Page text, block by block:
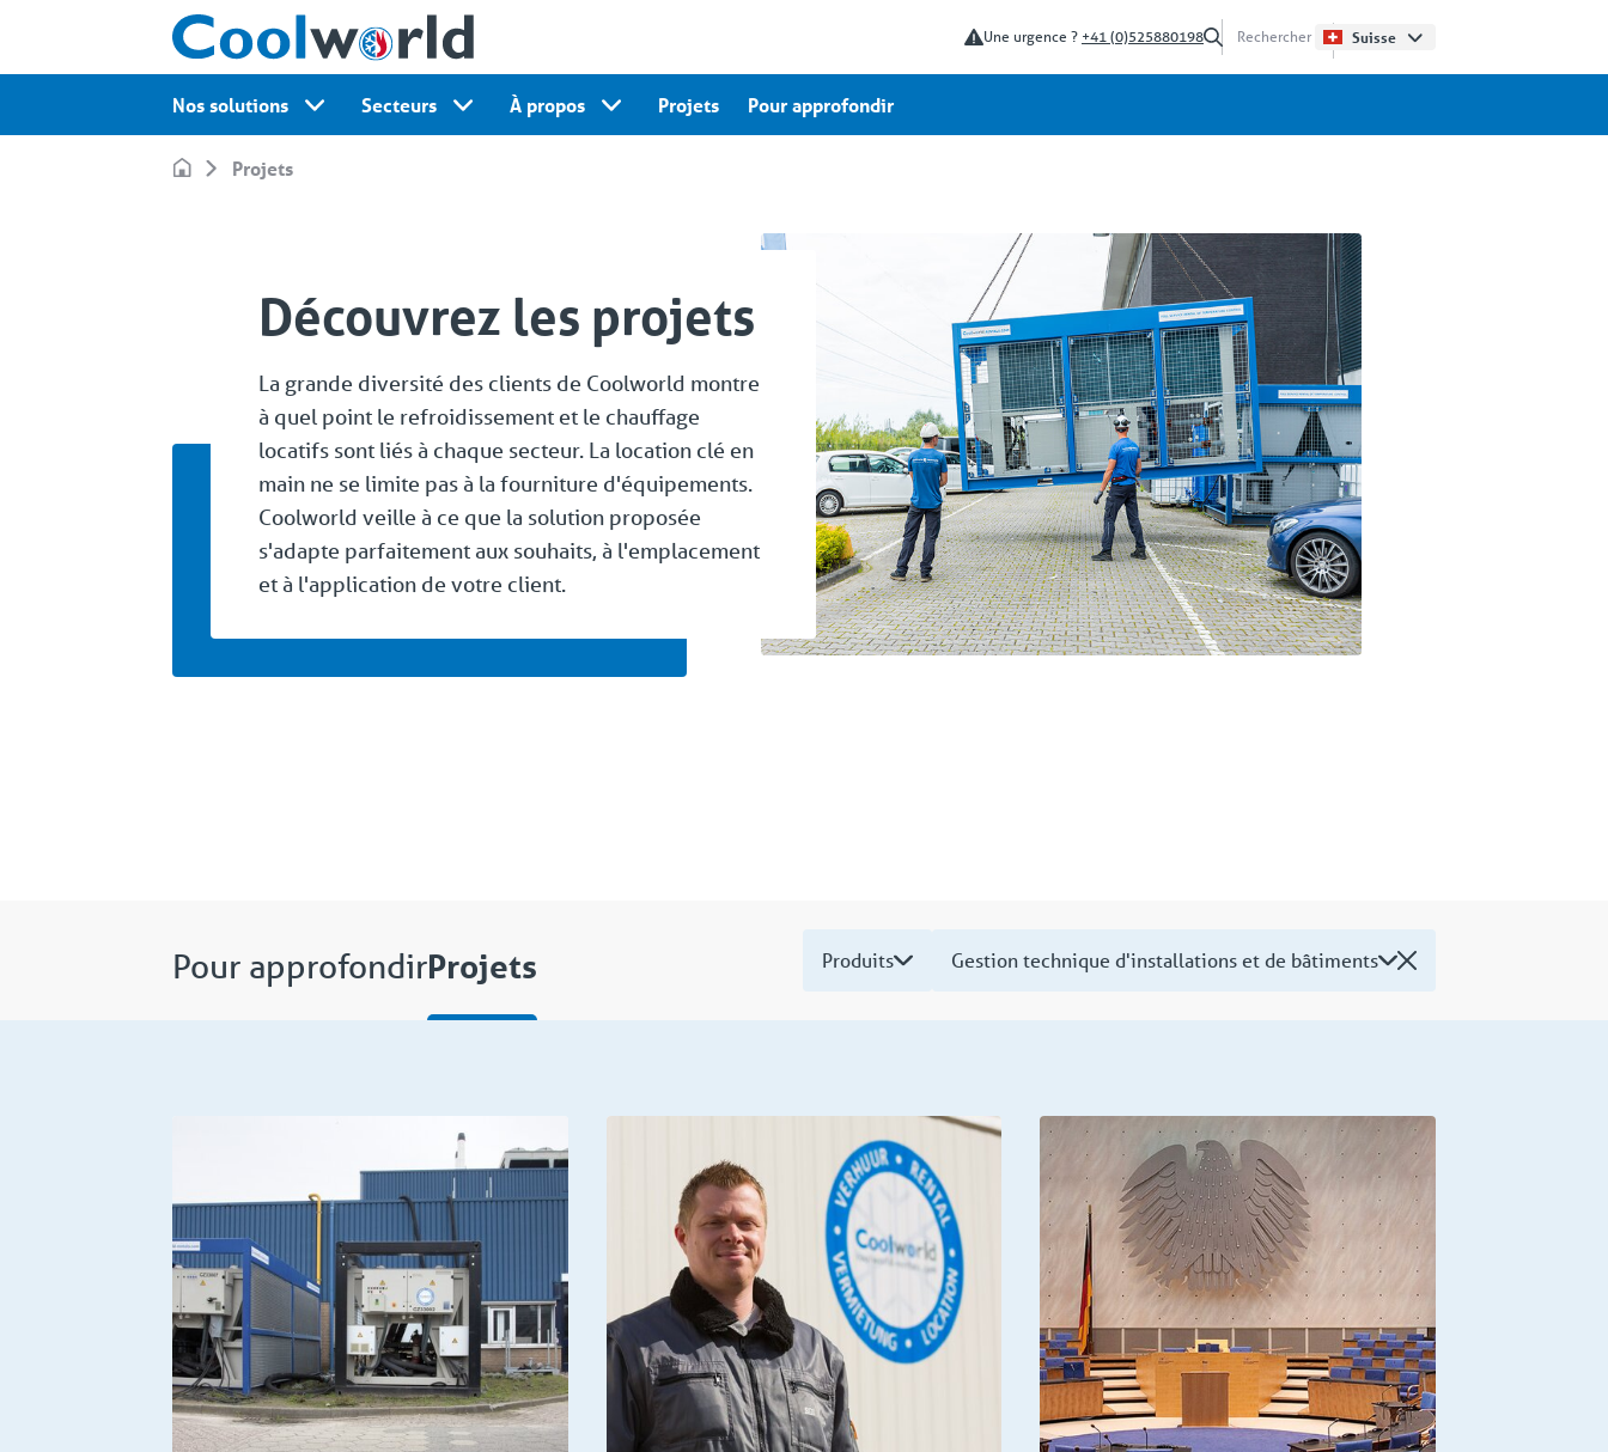
Une urgence ? +41 (0)525880198 Suisse
Nos solutions Secteurs À propos Projets Pour approfondir
Projets
Découvrez les projets
La grande diversité des clients de Coolworld montre
à quel point le refroidissement et le chauffage
locatifs sont liés à chaque secteur. La location clé en
main ne se limite pas à la fourniture d'équipements.
Coolworld veille à ce que la solution proposée
s'adapte parfaitement aux souhaits, à l'emplacement
et à l'application de votre client.
Pour approfondirProjets Produits Gestion technique d'installations et de bâtiments
Gestion technique d'installations et de bâtiments Horeca/CHR et Evénements